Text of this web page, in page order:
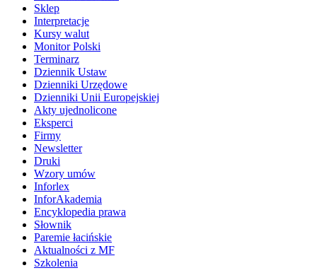
Sklep
Interpretacje
Kursy walut
Monitor Polski
Terminarz
Dziennik Ustaw
Dzienniki Urzędowe
Dzienniki Unii Europejskiej
Akty ujednolicone
Eksperci
Firmy
Newsletter
Druki
Wzory umów
Inforlex
InforAkademia
Encyklopedia prawa
Słownik
Paremie łacińskie
Aktualności z MF
Szkolenia